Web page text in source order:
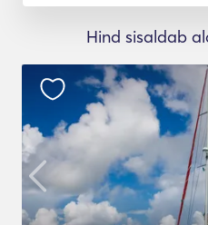
Hind sisaldab